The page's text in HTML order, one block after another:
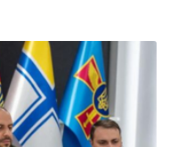
налогов»